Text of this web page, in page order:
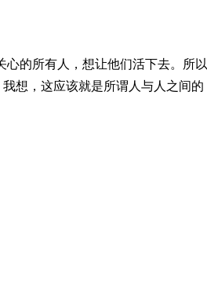
的所有人，想让他们活下去。所以
想，这应该就是所谓人与人之间的